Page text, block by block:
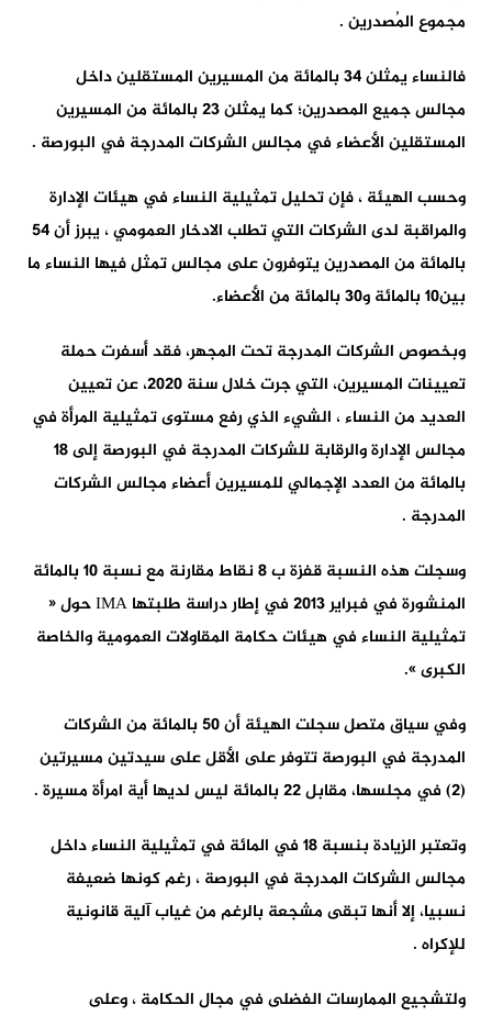
مجموع المُصدرين .
فالنساء يمثلن 34 بالمائة من المسيرين المستقلين داخل
مجالس جميع المصدرين؛ كما يمثلن 23 بالمائة من المسيرين
المستقلين الأعضاء في مجالس الشركات المدرجة في البورصة .
وحسب الهيئة ، فإن تحليل تمثيلية النساء في هيئات الإدارة
والمراقبة لدى الشركات التي تطلب الادخار العمومي ، يبرز أن 54
بالمائة من المصدرين يتوفرون على مجالس تمثل فيها النساء ما
بين10 بالمائة و30 بالمائة من الأعضاء.
وبخصوص الشركات المدرجة تحت المجهر، فقد أسفرت حملة
تعيينات المسيرين، التي جرت خلال سنة 2020، عن تعيين
العديد من النساء ، الشيء الذي رفع مستوى تمثيلية المرأة في
مجالس الإدارة والرقابة للشركات المدرجة في البورصة إلى 18
بالمائة من العدد الإجمالي للمسيرين أعضاء مجالس الشركات
المدرجة .
وسجلت هذه النسبة قفزة ب 8 نقاط مقارنة مع نسبة 10 بالمائة
المنشورة في فبراير 2013 في إطار دراسة طلبتها IMA حول «
تمثيلية النساء في هيئات حكامة المقاولات العمومية والخاصة
الكبرى ».
وفي سياق متصل سجلت الهيئة أن 50 بالمائة من الشركات
المدرجة في البورصة تتوفر على الأقل على سيدتين مسيرتين
(2) في مجلسها، مقابل 22 بالمائة ليس لديها أية امرأة مسيرة .
وتعتبر الزيادة بنسبة 18 في المائة في تمثيلية النساء داخل
مجالس الشركات المدرجة في البورصة ، رغم كونها ضعيفة
نسبيا، إلا أنها تبقى مشجعة بالرغم من غياب آلية قانونية
للإكراه .
ولتشجيع الممارسات الفضلى في مجال الحكامة ، وعلى